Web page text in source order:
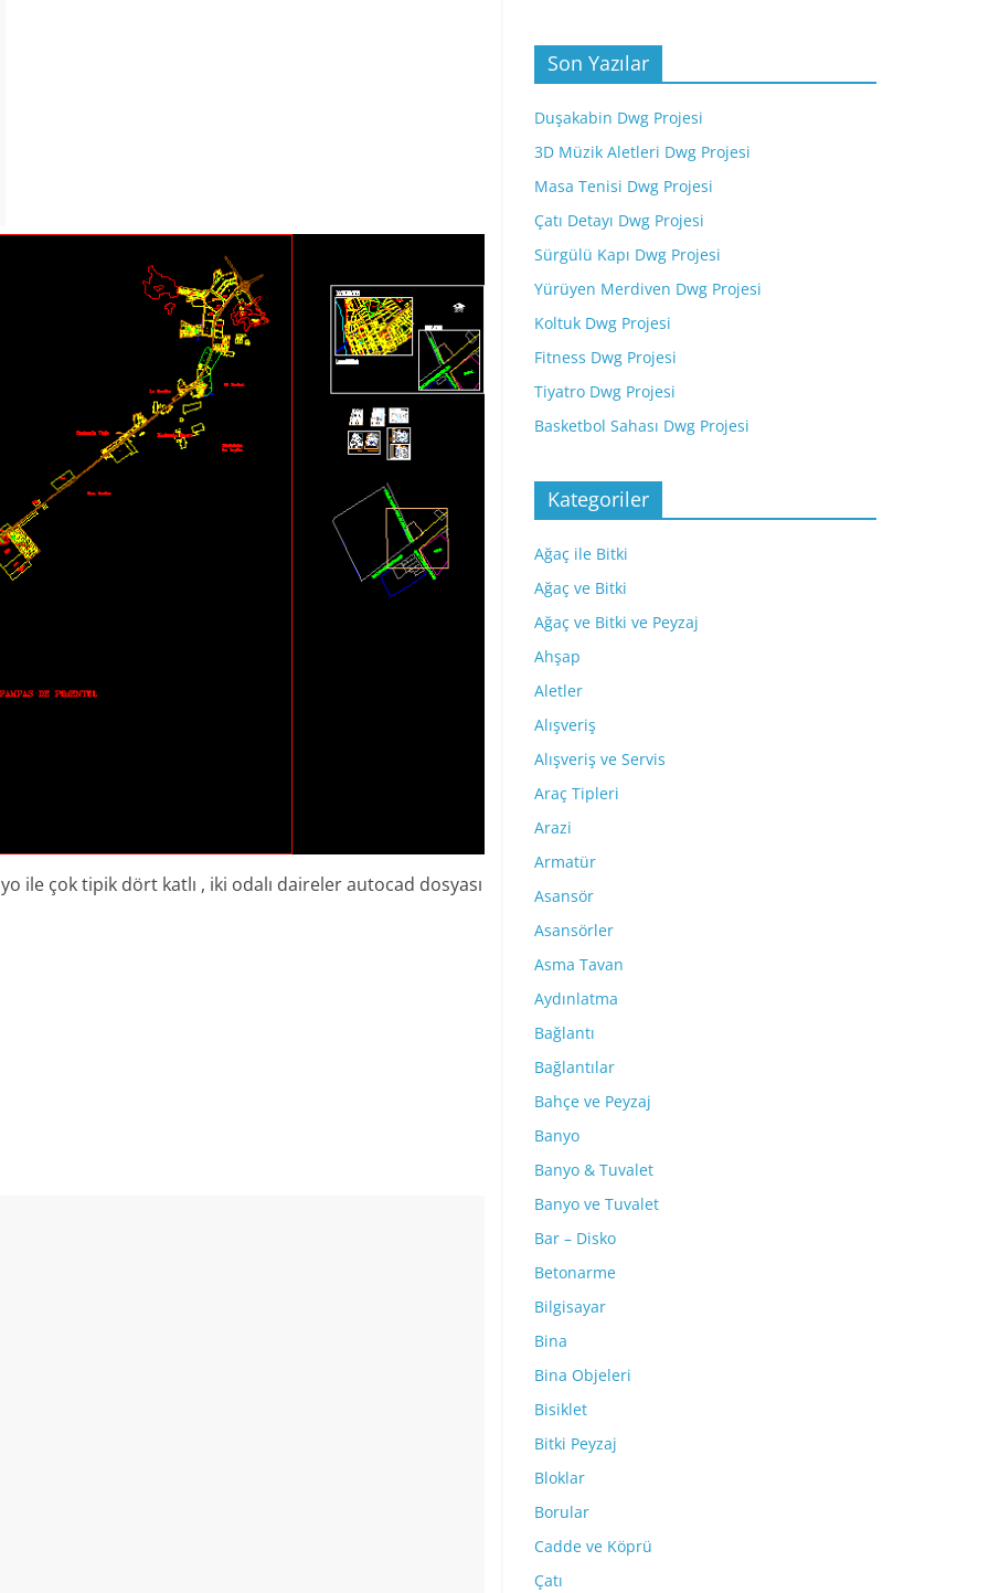
ile çok tipik dört katlı , iki odalı daireler autocad dosyası
Son Yazılar
Duşakabin Dwg Projesi
3D Müzik Aletleri Dwg Projesi
Masa Tenisi Dwg Projesi
Çatı Detayı Dwg Projesi
Sürgülü Kapı Dwg Projesi
Yürüyen Merdiven Dwg Projesi
Koltuk Dwg Projesi
Fitness Dwg Projesi
Tiyatro Dwg Projesi
Basketbol Sahası Dwg Projesi
Kategoriler
Ağaç ile Bitki
Ağaç ve Bitki
Ağaç ve Bitki ve Peyzaj
Ahşap
Aletler
Alışveriş
Alışveriş ve Servis
Araç Tipleri
Arazi
Armatür
Asansör
Asansörler
Asma Tavan
Aydınlatma
Bağlantı
Bağlantılar
Bahçe ve Peyzaj
Banyo
Banyo & Tuvalet
Banyo ve Tuvalet
Bar – Disko
Betonarme
Bilgisayar
Bina
Bina Objeleri
Bisiklet
Bitki Peyzaj
Bloklar
Borular
Cadde ve Köprü
Çatı